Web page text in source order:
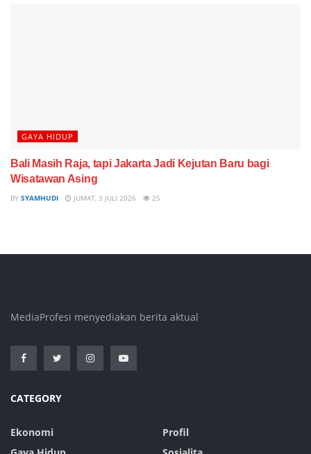
GAYA HIDUP
Bali Masih Raja, tapi Jakarta Jadi Kejutan Baru bagi
Wisatawan Asing
BY SYAMHUDI JUMAT, 3 JULI 2026 25
MediaProfesi menyediakan berita aktual
CATEGORY
Ekonomi
Profil